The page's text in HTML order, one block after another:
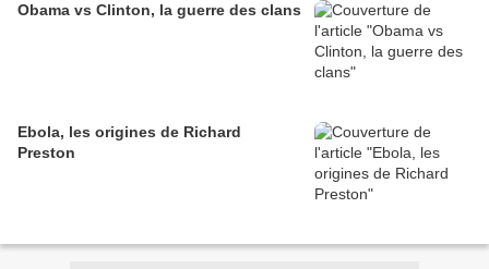
Obama vs Clinton, la guerre des clans
Ebola, les origines de Richard
Preston